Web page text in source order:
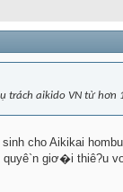
trách aikido VN từ hơn
cho Aikikai
giơ�i thiê?u